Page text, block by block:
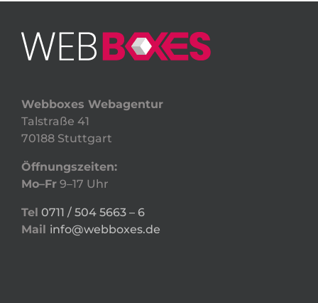
Webboxes Webagentur
Talstraße 41
70188 Stuttgart
Öffnungszeiten:
Mo–Fr 9–17 Uhr
Tel 0711 / 504 5663 – 6
Mail info@webboxes.de